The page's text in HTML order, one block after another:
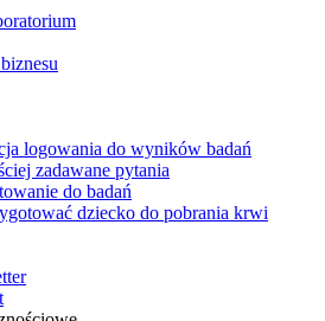
logowania do wyników badań
zadawane pytania
do badań
dziecko do pobrania krwi